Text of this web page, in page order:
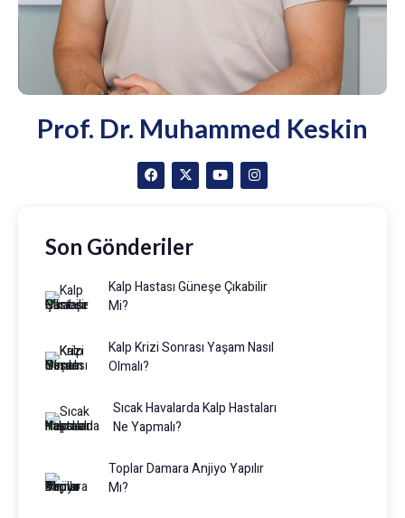
Prof. Dr. Muhammed Keskin
Son Gönderiler
Kalp Hastası Güneşe Çıkabilir
Mi?
Kalp Krizi Sonrası Yaşam Nasıl
Olmalı?
Sıcak Havalarda Kalp Hastaları
Ne Yapmalı?
Toplar Damara Anjiyo Yapılır
Mı?